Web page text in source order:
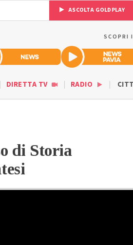
ASCOLTA GOLDPLAY
SCOPRI
DIRETTA TV RADIO
di Storia